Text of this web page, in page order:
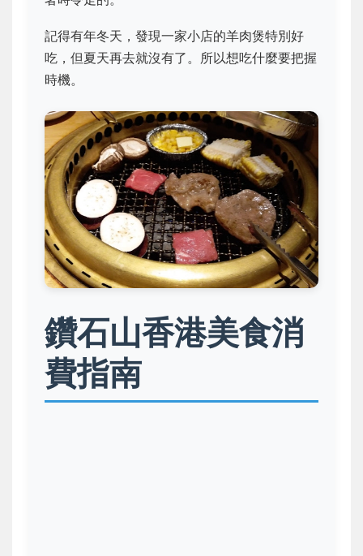
記得有年冬天，發現一家小店的羊肉煲特別好
吃，但夏天再去就沒有了。所以想吃什麼要把握
時機。
鑽石山香港美食消
費指南